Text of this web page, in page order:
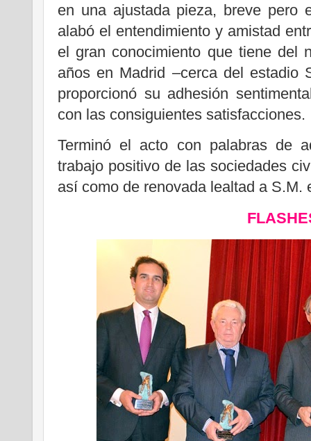
en una ajustada pieza, breve pero
alabó el entendimiento y amistad
el gran conocimiento que tiene del
años en Madrid –cerca del estadio
proporcionó su adhesión
con las consiguientes satisfacciones.
Terminó el acto con palabras de
trabajo positivo de las sociedades
así como de renovada lealtad a S.M.